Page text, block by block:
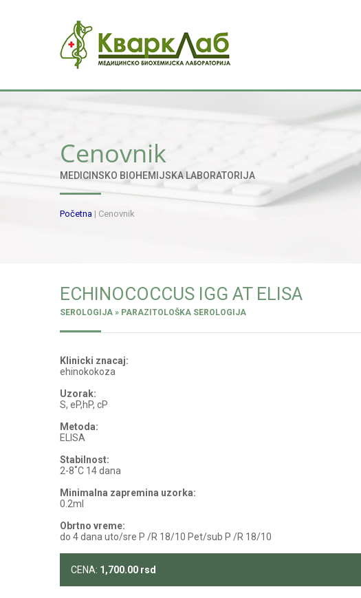
Cenovnik
MEDICINSKO BIOHEMIJSKA LABORATORIJA
Početna | Cenovnik
ECHINOCOCCUS IGG AT ELISA
SEROLOGIJA » PARAZITOLOŠKA SEROLOGIJA
Klinicki znacaj:
ehinokokoza
Uzorak:
S, eP,hP, cP
Metoda:
ELISA
Stabilnost:
2-8˚C 14 dana
Minimalna zapremina uzorka:
0.2ml
Obrtno vreme:
do 4 dana uto/sre P /R 18/10 Pet/sub P /R 18/10
CENA: 1,700.00 rsd